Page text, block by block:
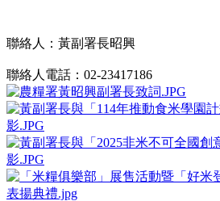
聯絡人：黃副署長昭興
聯絡人電話：02-23417186